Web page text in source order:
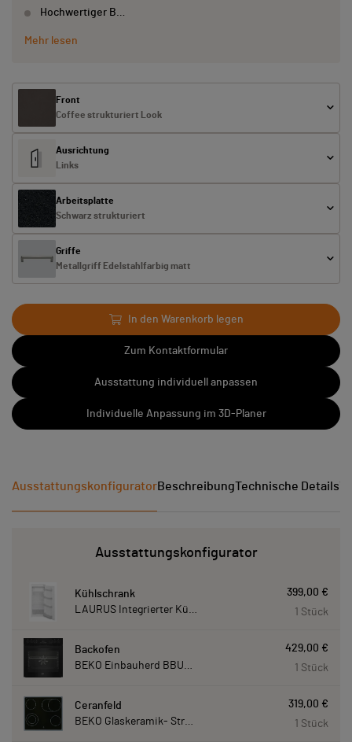
Hochwertiger B…
Mehr lesen
Front
Coffee strukturiert Look
Ausrichtung
Links
Arbeitsplatte
Schwarz strukturiert
Griffe
Metallgriff Edelstahlfarbig matt
In den Warenkorb legen
Zum Kontaktformular
Ausstattung individuell anpassen
Individuelle Anpassung im 3D-Planer
AusstattungskonfiguratorBeschreibungTechnische Details
Ausstattungskonfigurator
Kühlschrank
LAURUS Integrierter Kühlautomat LKG122E LKG122E
399,00 €
1 Stück
Backofen
BEKO Einbauherd BBUM113N2B mit Hydrolyse, Schwarz BBUM113N2B
429,00 €
1 Stück
Ceranfeld
BEKO Glaskeramik- Strahlungskochfeld EH 9641 XHN, herdgebunden EH9641XHN
319,00 €
1 Stück